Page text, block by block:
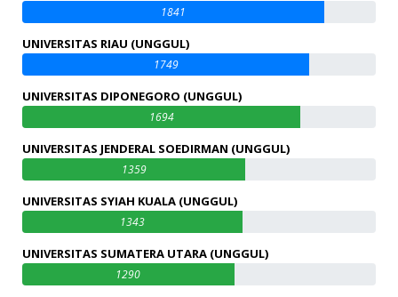
1841
UNIVERSITAS RIAU (UNGGUL)
1749
UNIVERSITAS DIPONEGORO (UNGGUL)
1694
UNIVERSITAS JENDERAL SOEDIRMAN (UNGGUL)
1359
UNIVERSITAS SYIAH KUALA (UNGGUL)
1343
UNIVERSITAS SUMATERA UTARA (UNGGUL)
1290